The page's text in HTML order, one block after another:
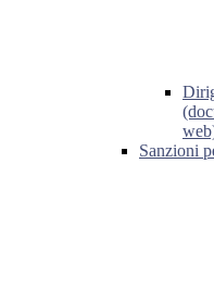
Sanzioni